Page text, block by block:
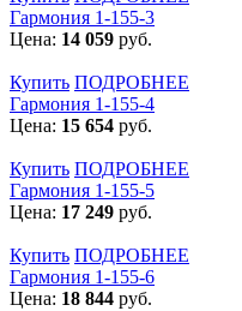
Гармония 1-155-3
Цена: 14 059 руб.
Купить ПОДРОБНЕЕ
Гармония 1-155-4
Цена: 15 654 руб.
Купить ПОДРОБНЕЕ
Гармония 1-155-5
Цена: 17 249 руб.
Купить ПОДРОБНЕЕ
Гармония 1-155-6
Цена: 18 844 руб.